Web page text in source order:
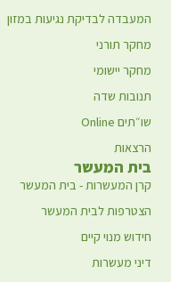
המעבדה לבדיקת נגיעות במזון
מחקר תורני
מחקר יישומי
תנובות שדה
שו״תים Online
הרצאות
בית המעשר
קרן המעשרות - בית המעשר
הצטרפות לבית המעשר
חידוש מנוי קיים
דיני מעשרות